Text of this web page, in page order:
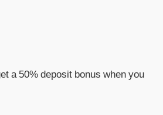
a 50% deposit bonus when you